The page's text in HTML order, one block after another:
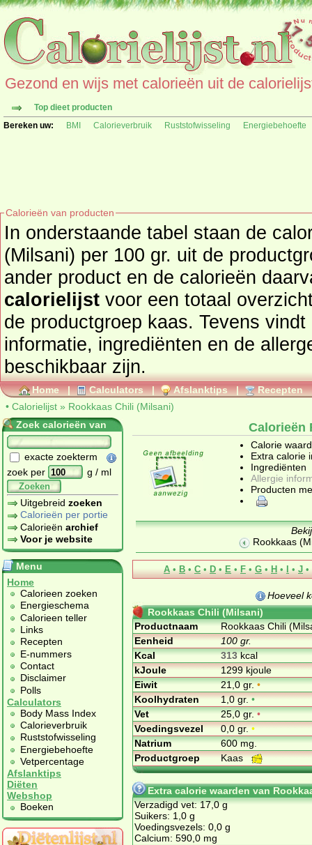
Gezond en wijs met calorieën uit de
Top dieet producten
Bereken uw:
BMI Calorieverbruik Ruststofwisseling Energiebehoefte
Calorieën van producten
In onderstaande tabel staan de
(Milsani) per 100 gr. uit de productgroep
ander product en de calorieën
calorielijst voor een totaal overzicht of bekijk alle producten
de productgroep kaas. Tevens vindt u ook de uitgebreide calorie
informatie, ingrediënten en de
beschikbaar zijn.
Home | Calculators | Afslanktips | Recepten
• Calorielijst » Rookkaas Chili (Milsani)
Zoek calorieën van
exacte zoekterm
zoek per
g / ml
Zoeken
Uitgebreid zoeken
Calorieën per portie
Calorieën archief
Voor je website
Menu
Home
Calorieen zoeken
Energieschema
Calorieen teller
Links
Recepten
E-nummers
Contact
Disclaimer
Polls
Calculators
Body Mass Index
Calorieverbruik
Ruststofwisseling
Energiebehoefte
Vetpercentage
Afslanktips
Diëten
Webshop
Boeken
Calorieën
Calorie
Extra calorie
Ingrediënten
Allergie
Producten
Rookkaas
A • B • C • D • E • F • G • H • I • J •
Hoeveel
Rookkaas Chili (Milsani)
Productnaam
Rookkaas Chili
Eenheid
100 gr.
Kcal
313kcal
kJoule
1299 kjoule
Eiwit
21,0 gr.•
Koolhydraten
1,0 gr.•
Vet
25,0 gr.•
Voedingsvezel
0,0 gr.•
Natrium
600 mg.
Productgroep
Kaas
Extra calorie waarden van
Verzadigd vet: 17,0 g
Suikers: 1,0 g
Voedingsvezels: 0,0 g
Calcium: 590,0 mg